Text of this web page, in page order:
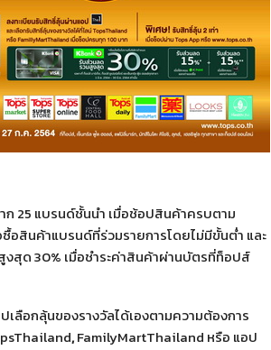
25 แบรนด์ชั้นนำ เมื่อช้อปสินค้าครบตาม
อสินค้าแบรนด์ที่ร่วมรายการโดยไม่มีขั้นต่ำ และ
สุด 30% เมื่อชำระค่าสินค้าผ่านบัตรที่ท็อปส์
อกลุ้นของรางวัลได้เองตามความต้องการ
,FamilyMartThailand หรือ แอป